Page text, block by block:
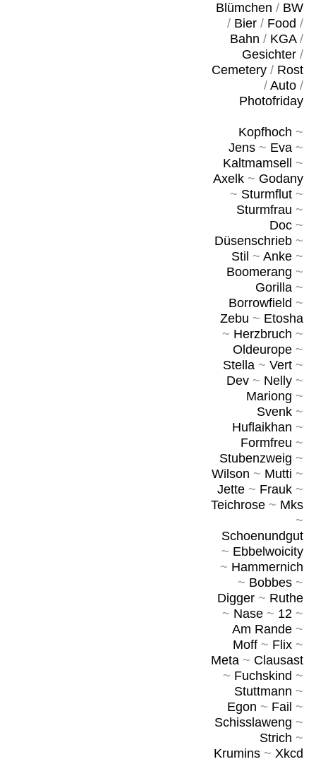
Blümchen / BW
/ Bier/ Food /
Bahn / KGA/
Gesichter/
Cemetery/ Rost
/ Auto/
Photofriday
Kopfhoch ~
Jens~ Eva~
Kaltmamsell
~
Axelk~ Godany
~ Sturmflut~
Sturmfrau ~
Doc~
Düsenschrieb~
Stil ~ Anke~
Boomerang ~
Gorilla~
Borrowfield ~
Zebu ~ Etosha
~ Herzbruch ~
Oldeurope~
Stella~ Vert~
Dev~ Nelly~
Mariong ~
Svenk~
Huflaikhan ~
Formfreu ~
Stubenzweig ~
Wilson ~ Mutti ~
Jette~ Frauk~
Teichrose~ Mks
~
Schoenundgut
~ Ebbelwoicity
~ Hammernich
~ Bobbes~
Digger~ Ruthe
~ Nase~ 12~
Am Rande~
Moff~ Flix~
Meta~ Clausast
~ Fuchskind ~
Stuttmann ~
Egon ~ Fail ~
Schisslaweng ~
Strich ~
Krumins~ Xkcd